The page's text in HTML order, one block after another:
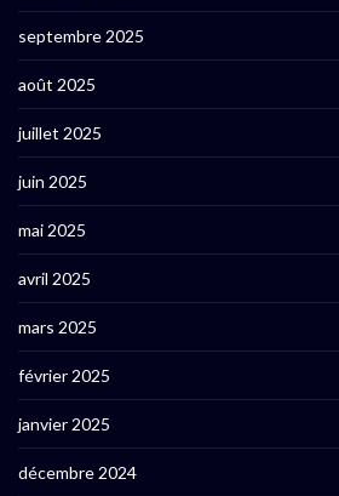
septembre 2025
août 2025
juillet 2025
juin 2025
mai 2025
avril 2025
mars 2025
février 2025
janvier 2025
décembre 2024